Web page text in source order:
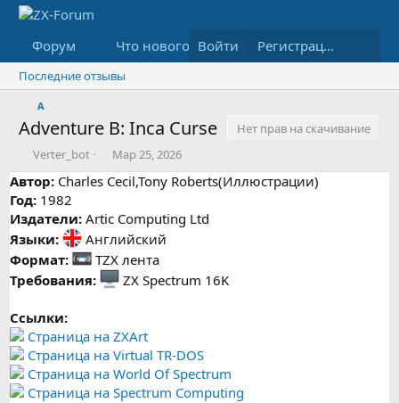
Форум Что нового Медиа Ресурсы
Войти Регистрация
Последние отзывы
A
Adventure B: Inca Curse
Нет прав на скачивание
А
в
т
о
р
Verter_bot
Д
а
т
с
о
д
а
я
Мар 25, 2026
Автор: Charles Cecil,Tony Roberts(Иллюстрации)
Год: 1982
Издатели: Artic Computing Ltd
Языки:
Английский
Формат:
TZX лента
Требования:
ZX Spectrum 16K
Ссылки:
Страница на ZXArt
Страница на Virtual TR-DOS
Страница на World Of Spectrum
Страница на Spectrum Computing